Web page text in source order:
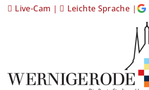
Live-Cam | Leichte Sprache |